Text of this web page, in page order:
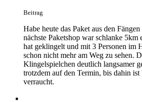
Beitrag
Habe heute das Paket aus den
nächste Paketshop war schlanke
hat geklingelt und mit 3 Personen im
schon nicht mehr am Weg zu sehen.
Klingelspielchen deutlich langsamer
trotzdem auf den Termin, bis dahin
verraucht.